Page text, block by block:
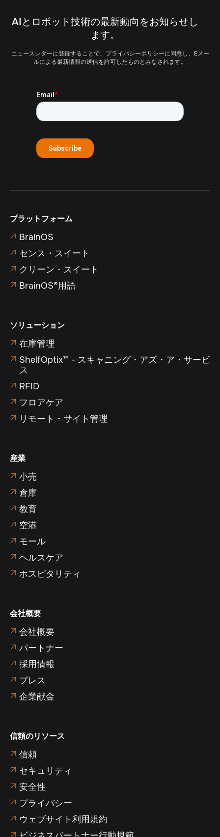
AIとロボット技術の最新動向をお知らせし
ます。
ニュースレターに登録することで、プライバシーポリシーに同意し、Eメー
ルによる最新情報の送信を許可したものとみなされます。
プラットフォーム
 BrainOS
 センス・スイート
 クリーン・スイート
 BrainOS®用語
ソリューション
 在庫管理
 ShelfOptix™ - スキャニング・アズ・ア・サービ
ス
 RFID
 フロアケア
 リモート・サイト管理
産業
 小売
 倉庫
 教育
 空港
 モール
 ヘルスケア
 ホスピタリティ
会社概要
 会社概要
 パートナー
 採用情報
 プレス
 企業献金
信頼のリソース
 信頼
 セキュリティ
 安全性
 プライバシー
 ウェブサイト利用規約
